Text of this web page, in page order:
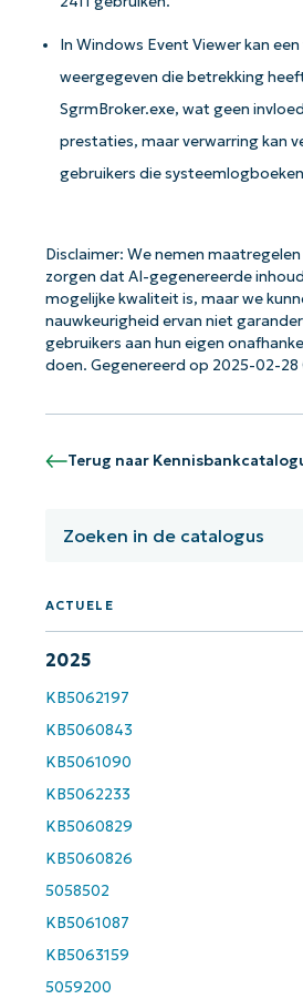
In Windows Event Viewer kan
weergegeven die betrekking
SgrmBroker.exe, wat geen
prestaties, maar verwarring kan
gebruikers die
Disclaimer: We nemen
zorgen dat AI-gegenereerde
mogelijke kwaliteit is, maar we
nauwkeurigheid ervan niet
gebruikers aan hun eigen
doen. Gegenereerd op 2025-02-28
Terug naar
ACTUELE
2025
KB5062197
KB5060843
KB5061090
KB5062233
KB5060829
KB5060826
5058502
KB5061087
KB5063159
5059200
gestuurde KB-
First
and
last
Business
email*